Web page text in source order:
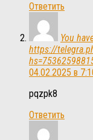
Ответить
You
https://
04.02.2025 в
pqzpk8
Ответить